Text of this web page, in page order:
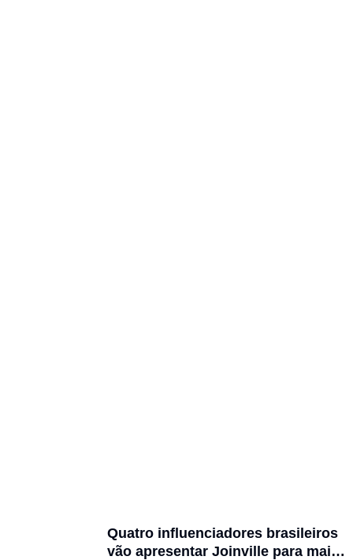
Quatro influenciadores brasileiros
vão apresentar Joinville para mais